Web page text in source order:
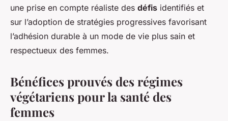
une prise en compte réaliste des défis identifiés et
sur l’adoption de stratégies progressives favorisant
l’adhésion durable à un mode de vie plus sain et
respectueux des femmes.
Bénéfices prouvés des régimes
végétariens pour la santé des
femmes